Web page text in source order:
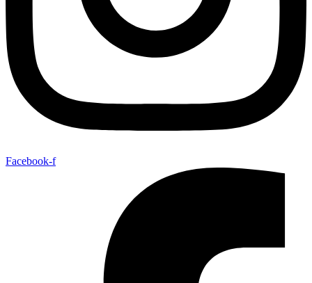
Facebook-f